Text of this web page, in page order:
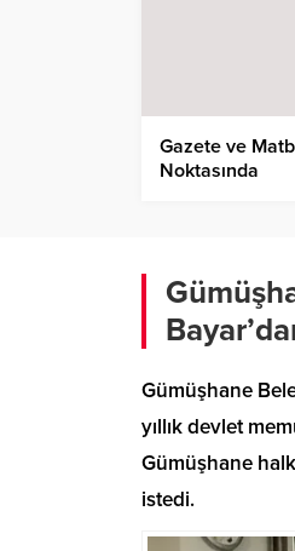
Gazete ve
Noktasında
Gümüşhane
yıllık devlet
Gümüşhane
istedi.